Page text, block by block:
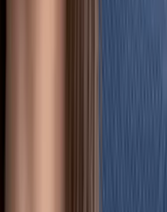
Anforderungen? Das haben
erlebt.